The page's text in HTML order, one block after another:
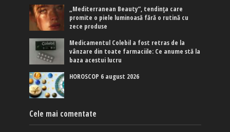
„Mediterranean Beauty”, tendința care
promite o piele luminoasă fără o rutină cu
zece produse
Medicamentul Colebil a fost retras de la
vânzare din toate farmaciile: Ce anume stă la
baza acestui lucru
HOROSCOP 6 august 2026
Cele mai comentate